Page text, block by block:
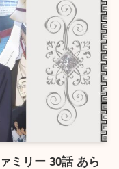
ミリー 30話 あら